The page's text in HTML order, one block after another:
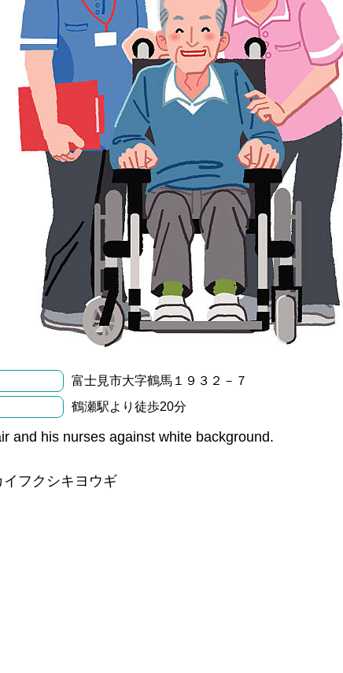
富士見市大字鶴馬１９３２－７
鶴瀬駅より徒歩20分
and his nurses against white background.
フクシキヨウギ